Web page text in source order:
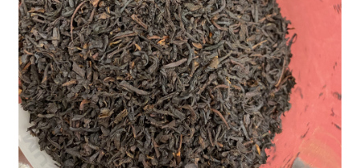
Yrityksille